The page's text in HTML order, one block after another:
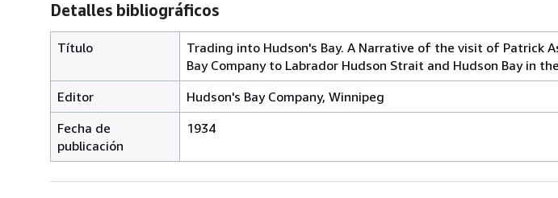
Detalles bibliográficos
Título
Trading into Hudson's Bay. A Narrative of the visit of Patrick
Bay Company to Labrador Hudson Strait and Hudson Bay in
Editor
Hudson's Bay Company, Winnipeg
Fecha de
publicación
1934